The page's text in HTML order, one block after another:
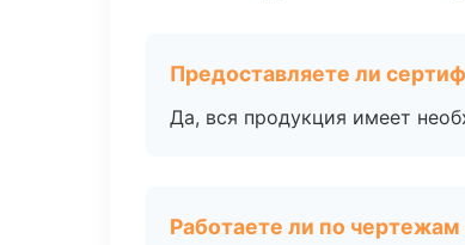
Предоставляете ли
Да, вся продукция имеет
Работаете ли по чертежам